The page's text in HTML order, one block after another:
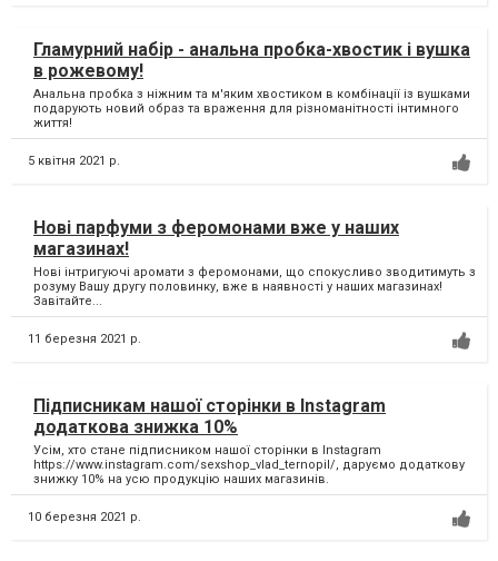
Гламурний набір - анальна пробка-хвостик і вушка
в рожевому!
Анальна пробка з ніжним та м'яким хвостиком в комбінації із вушками
подарують новий образ та враження для різноманітності інтимного
життя!
5 квітня 2021 р.
Нові парфуми з феромонами вже у наших
магазинах!
Нові інтригуючі аромати з феромонами, що спокусливо зводитимуть з
розуму Вашу другу половинку, вже в наявності у наших магазинах!
Завітайте...
11 березня 2021 р.
Підписникам нашої сторінки в Instagram
додаткова знижка 10%
Усім, хто стане підписником нашої сторінки в Instagram
https://www.instagram.com/sexshop_vlad_ternopil/, даруємо додаткову
знижку 10% на усю продукцію наших магазинів.
10 березня 2021 р.